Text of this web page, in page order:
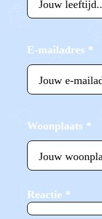
E-mailadres *
Woonplaats *
Reactie *